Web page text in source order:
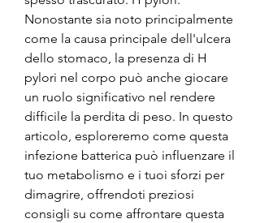
Nonostante sia noto principalmente
come la causa principale dell'ulcera
dello stomaco, la presenza di H
pylori nel corpo può anche giocare
un ruolo significativo nel rendere
difficile la perdita di peso. In questo
articolo, esploreremo come questa
infezione batterica può influenzare il
tuo metabolismo e i tuoi sforzi per
dimagrire, offrendoti preziosi
consigli su come affrontare questa